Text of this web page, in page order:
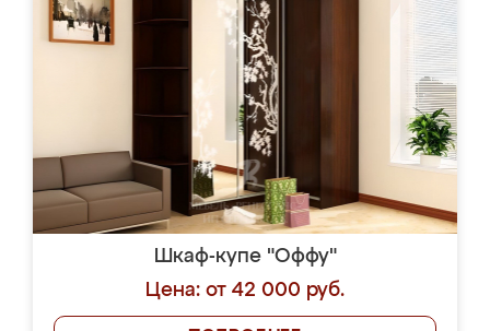
Шкаф-купе "Оффу"
Цена: от 42 000 руб.